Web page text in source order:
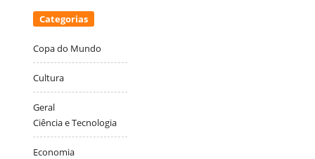
Categorias
Copa do Mundo
Cultura
Geral
Ciência e Tecnologia
Economia